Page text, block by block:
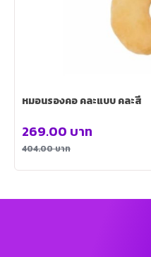
หมอนรองคอ คละแบบ คละสี
404.00บาท
269.00 บาท